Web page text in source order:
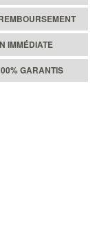
IMMÉDIATE
GARANTIS